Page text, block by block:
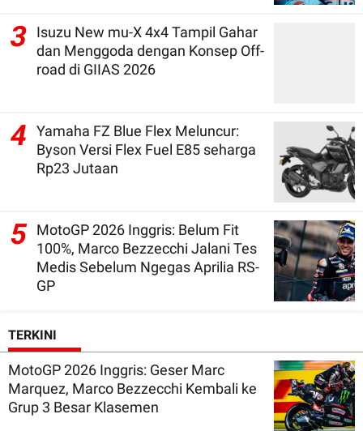
3
Isuzu New mu-X 4x4 Tampil Gahar
dan Menggoda dengan Konsep Off-
road di GIIAS 2026
4
Yamaha FZ Blue Flex Meluncur:
Byson Versi Flex Fuel E85 seharga
Rp23 Jutaan
5 MotoGP 2026 Inggris: Belum Fit
100%, Marco Bezzecchi Jalani Tes
Medis Sebelum Ngegas Aprilia RS-
GP
TERKINI
MotoGP 2026 Inggris: Geser Marc
Marquez, Marco Bezzecchi Kembali ke
Grup 3 Besar Klasemen